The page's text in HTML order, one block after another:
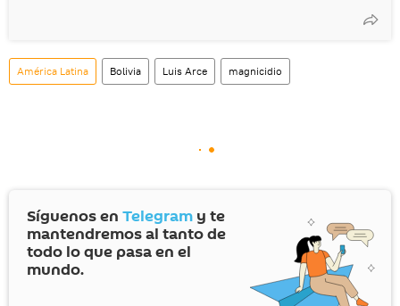
América Latina Bolivia Luis Arce magnicidio
Síguenos en Telegram y te
mantendremos al tanto de
todo lo que pasa en el
mundo.